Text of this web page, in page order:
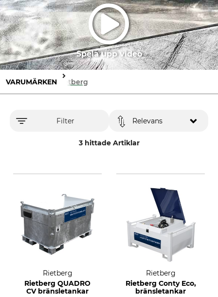
Spela upp video
VARUMÄRKEN Rietberg
Filter
3 hittade Artiklar
Relevans
Rietberg
Rietberg QUADRO
CV bränsletankar
Rietberg
Rietberg Conty Eco,
bränsletankar